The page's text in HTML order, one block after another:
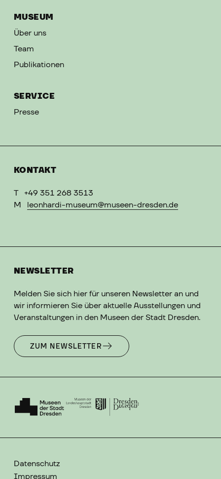
MUSEUM
Über uns
Team
Publikationen
SERVICE
Presse
KONTAKT
T
+49 351 268 3513
M
leonhardi-museum@museen-dresden.de
NEWSLETTER
Melden Sie sich hier für unseren Newsletter an und
wir informieren Sie über aktuelle Ausstellungen und
Veranstaltungen in den Museen der Stadt Dresden.
ZUM NEWSLETTER
Datenschutz
Impressum